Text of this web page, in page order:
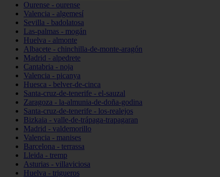
Ourense - ourense
Valencia - algemesí
Sevilla - badolatosa
Las-palmas - mogán
Huelva - almonte
Albacete - chinchilla-de-monte-aragón
Madrid - alpedrete
Cantabria - noja
Valencia - picanya
Huesca - belver-de-cinca
Santa-cruz-de-tenerife - el-sauzal
Zaragoza - la-almunia-de-doña-godina
Santa-cruz-de-tenerife - los-realejos
Bizkaia - valle-de-trápaga-trapagaran
Madrid - valdemorillo
Valencia - manises
Barcelona - terrassa
Lleida - tremp
Asturias - villaviciosa
Huelva - trigueros